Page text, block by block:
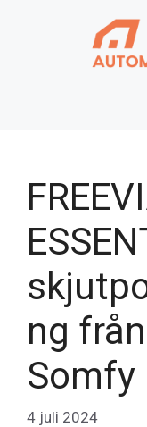
ng
Somfy
4 juli 2024